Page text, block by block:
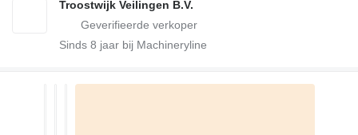
Troostwijk Veilingen B.V.
Sinds 8 jaar bij Machineryline